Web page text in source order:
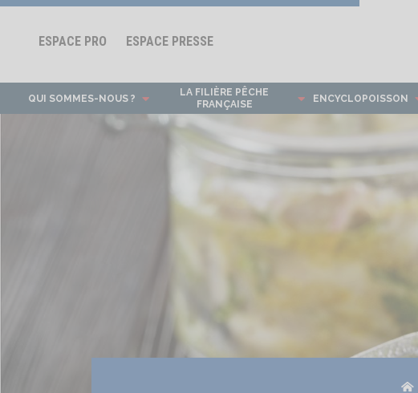
ESPACE PRO ESPACE PRESSE
QUI SOMMES-NOUS ?
LA FILIÈRE PÊCHE
FRANÇAISE
ENCYCLOPOISSON